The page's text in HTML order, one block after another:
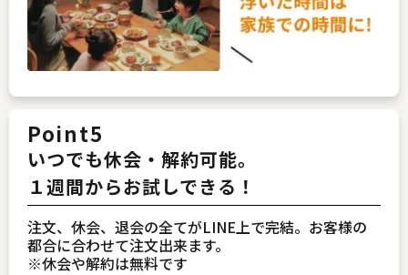
Point5
いつでも休会・解約可能。
１週間からお試しできる！
注文、休会、退会の全てがLINE上で完結。お客様の
都合に合わせて注文出来ます。
※休会や解約は無料です